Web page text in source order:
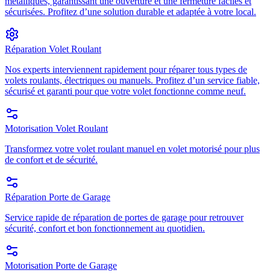
sécurisées. Profitez d’une solution durable et adaptée à votre local.
Réparation Volet Roulant
Nos experts interviennent rapidement pour réparer tous types de
volets roulants, électriques ou manuels. Profitez d’un service fiable,
sécurisé et garanti pour que votre volet fonctionne comme neuf.
Motorisation Volet Roulant
Transformez votre volet roulant manuel en volet motorisé pour plus
de confort et de sécurité.
Réparation Porte de Garage
Service rapide de réparation de portes de garage pour retrouver
sécurité, confort et bon fonctionnement au quotidien.
Motorisation Porte de Garage